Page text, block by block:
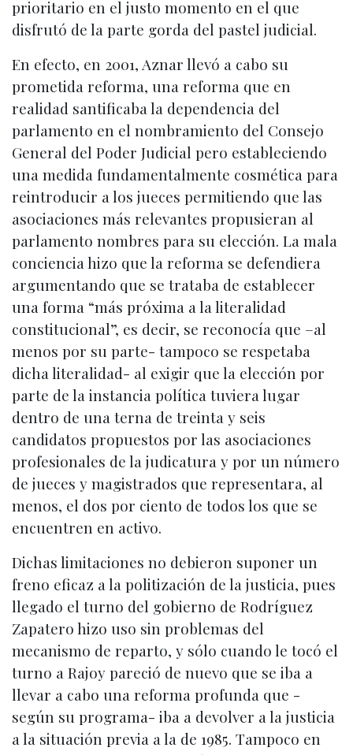
prioritario en el justo momento en el que
disfrutó de la parte gorda del pastel judicial.
En efecto, en 2001, Aznar llevó a cabo su
prometida reforma, una reforma que en
realidad santificaba la dependencia del
parlamento en el nombramiento del Consejo
General del Poder Judicial pero estableciendo
una medida fundamentalmente cosmética para
reintroducir a los jueces permitiendo que las
asociaciones más relevantes propusieran al
parlamento nombres para su elección. La mala
conciencia hizo que la reforma se defendiera
argumentando que se trataba de establecer
una forma “más próxima a la literalidad
constitucional”, es decir, se reconocía que –al
menos por su parte- tampoco se respetaba
dicha literalidad- al exigir que la elección por
parte de la instancia política tuviera lugar
dentro de una terna de treinta y seis
candidatos propuestos por las asociaciones
profesionales de la judicatura y por un número
de jueces y magistrados que representara, al
menos, el dos por ciento de todos los que se
encuentren en activo.
Dichas limitaciones no debieron suponer un
freno eficaz a la politización de la justicia, pues
llegado el turno del gobierno de Rodríguez
Zapatero hizo uso sin problemas del
mecanismo de reparto, y sólo cuando le tocó el
turno a Rajoy pareció de nuevo que se iba a
llevar a cabo una reforma profunda que -
según su programa- iba a devolver a la justicia
a la situación previa a la de 1985. Tampoco en